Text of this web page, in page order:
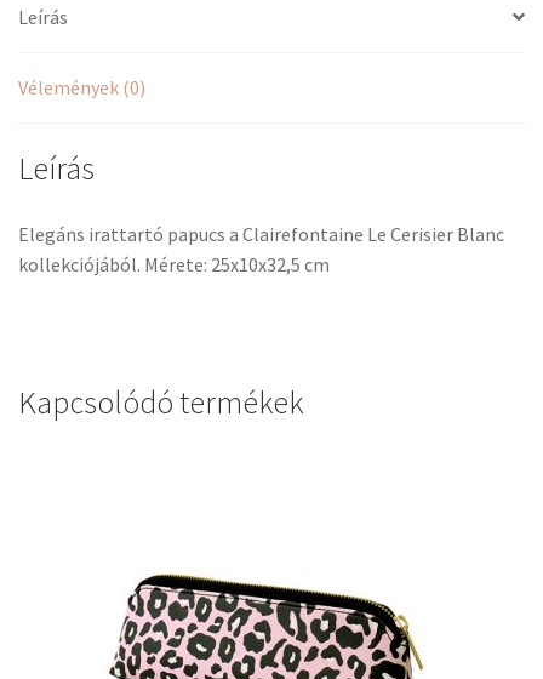
Leírás
Vélemények (0)
Leírás
Elegáns irattartó papucs a Clairefontaine Le Cerisier Blanc
kollekciójából. Mérete: 25x10x32,5 cm
Kapcsolódó termékek